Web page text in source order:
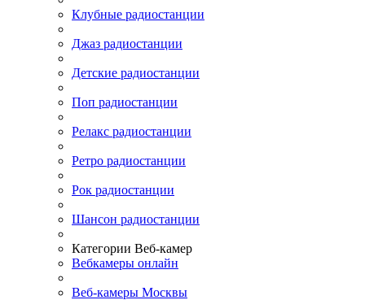
Клубные радиостанции
Джаз радиостанции
Детские радиостанции
Поп радиостанции
Релакс радиостанции
Ретро радиостанции
Рок радиостанции
Шансон радиостанции
Категории Веб-камер
Вебкамеры онлайн
Веб-камеры Москвы